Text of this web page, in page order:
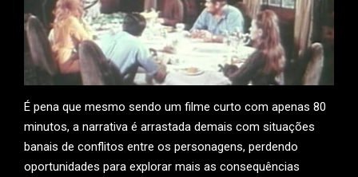
É pena que mesmo sendo um filme curto com apenas 80
minutos, a narrativa é arrastada demais com situações
banais de conflitos entre os personagens, perdendo
oportunidades para explorar mais as consequências